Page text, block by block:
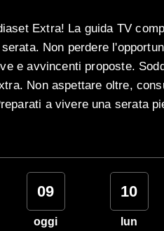
Extra! La guida TV
Non perdere
e avvincenti proposte.
Non aspettare oltre,
a vivere una serata
09
oggi
10
lun